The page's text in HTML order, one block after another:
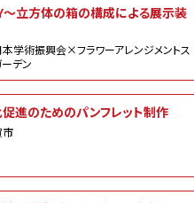
～立方体の箱の構成による展示装
学術振興会×フラワーアレンジメントス
ーデン
進のためのパンフレット制作